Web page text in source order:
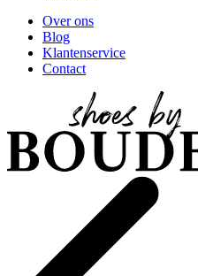
Over ons
Blog
Klantenservice
Contact